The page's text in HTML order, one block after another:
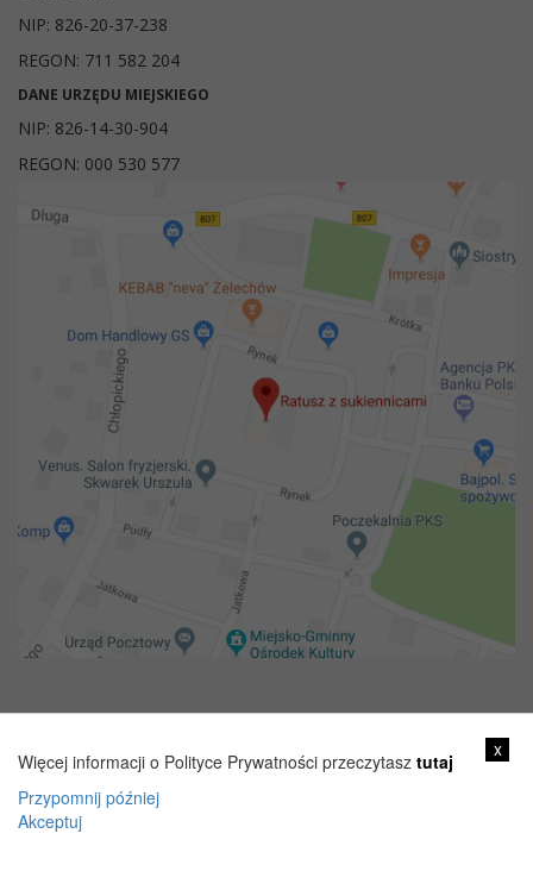
NIP: 826-20-37-238
REGON: 711 582 204
DANE URZĘDU MIEJSKIEGO
NIP: 826-14-30-904
REGON: 000 530 577
x
Więcej informacji o Polityce Prywatności przeczytasz tutaj
Przypomnij później
Akceptuj